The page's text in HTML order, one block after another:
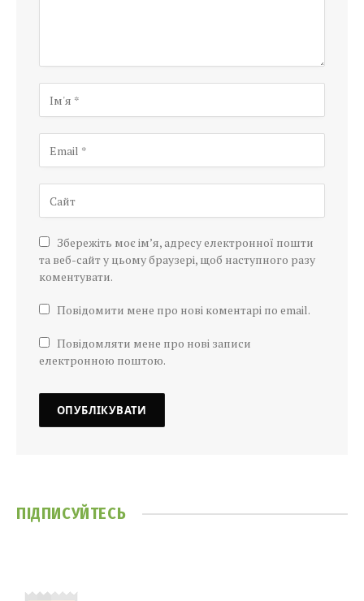
Збережіть моє ім’я, адресу електронної пошти
та веб-сайт у цьому браузері, щоб наступного разу
коментувати.
Повідомити мене про нові коментарі по email.
Повідомляти мене про нові записи
електронною поштою.
ПІДПИСУЙТЕСЬ